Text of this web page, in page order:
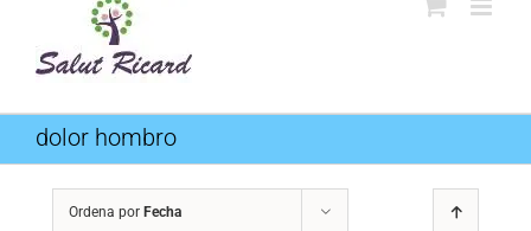
dolor hombro
Ordena por Fecha